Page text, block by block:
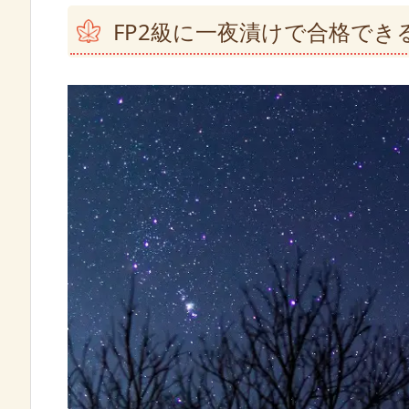
FP2級に一夜漬けで合格でき